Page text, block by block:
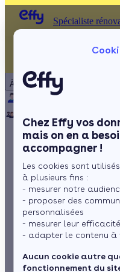
Chez Effy vos
mais on en a
accompagner !
Les cookies sont
à plusieurs fins :
- mesurer notre
- proposer des
personnalisées
- mesurer leur efficacité
- adapter le contenu à
Aucun cookie autre
fonctionnement du
À propos
Notre équipe
Spécialiste
Spécialiste
Pompe
devient
Romane